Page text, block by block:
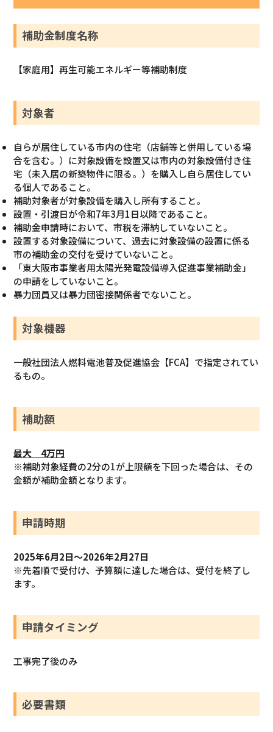
補助金制度名称
【家庭用】再生可能エネルギー等補助制度
対象者
自らが居住している市内の住宅（店舗等と併用している場
合を含む。）に対象設備を設置又は市内の対象設備付き住
宅（未入居の新築物件に限る。）を購入し自ら居住してい
る個人であること。
補助対象者が対象設備を購入し所有すること。
設置・引渡日が令和7年3月1日以降であること。
補助金申請時において、市税を滞納していないこと。
設置する対象設備について、過去に対象設備の設置に係る
市の補助金の交付を受けていないこと。
「東大阪市事業者用太陽光発電設備導入促進事業補助金」
の申請をしていないこと。
暴力団員又は暴力団密接関係者でないこと。
対象機器
一般社団法人燃料電池普及促進協会【FCA】で指定されてい
るもの。
補助額
最大 4万円
※補助対象経費の2分の1が上限額を下回った場合は、その
金額が補助金額となります。
申請時期
2025年6月2日～2026年2月27日
※先着順で受付け、予算額に達した場合は、受付を終了し
ます。
申請タイミング
工事完了後のみ
必要書類